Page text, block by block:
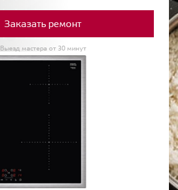
Заказать ремонт
Выезд мастера от 30 минут